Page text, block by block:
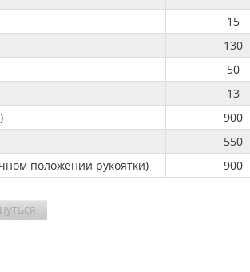
15
130
50
13
900
550
положении рукоятки)
900